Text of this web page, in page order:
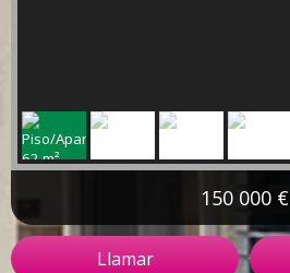
150 000 €
Llamar